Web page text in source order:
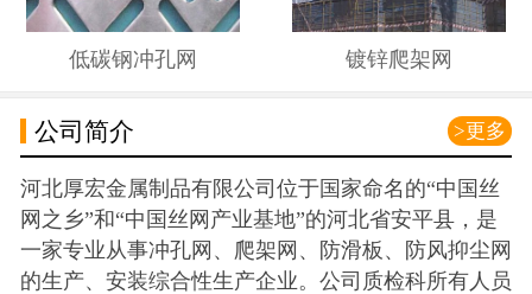
低碳钢冲孔网 镀锌爬架网
>更多
公司简介
河北厚宏金属制品有限公司位于国家命名的“中国丝
网之乡”和“中国丝网产业基地”的河北省安平县，是
一家专业从事冲孔网、爬架网、防滑板、防风抑尘网
的生产、安装综合性生产企业。公司质检科所有人员